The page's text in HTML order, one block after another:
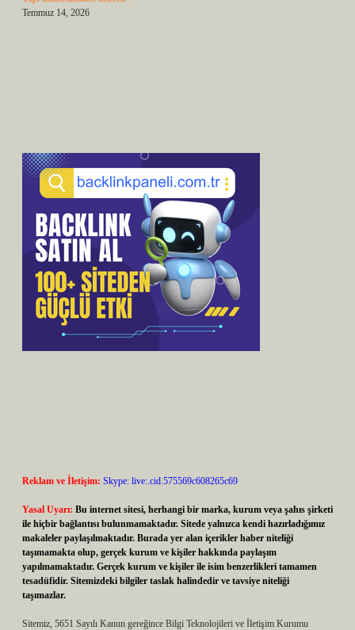
Temmuz 14, 2026
Reklam ve İletişim: Skype: live:.cid.575569c608265c69
Yasal Uyarı: Bu internet sitesi, herhangi bir marka, kurum veya şahıs şirketi
ile hiçbir bağlantısı bulunmamaktadır. Sitede yalnızca kendi hazırladığımız
makaleler paylaşılmaktadır. Burada yer alan içerikler haber niteliği
taşımamakta olup, gerçek kurum ve kişiler hakkında paylaşım
yapılmamaktadır. Gerçek kurum ve kişiler ile isim benzerlikleri tamamen
tesadüfidir. Sitemizdeki bilgiler taslak halindedir ve tavsiye niteliği
taşımazlar.
Sitemiz, 5651 Sayılı Kanun gereğince Bilgi Teknolojileri ve İletişim Kurumu